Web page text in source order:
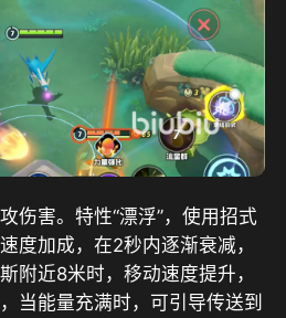
伤害。特性“漂浮”，使用招式
度加成，在2秒内逐渐衰减，
附近8米时，移动速度提升，
当能量充满时，可引导传送到